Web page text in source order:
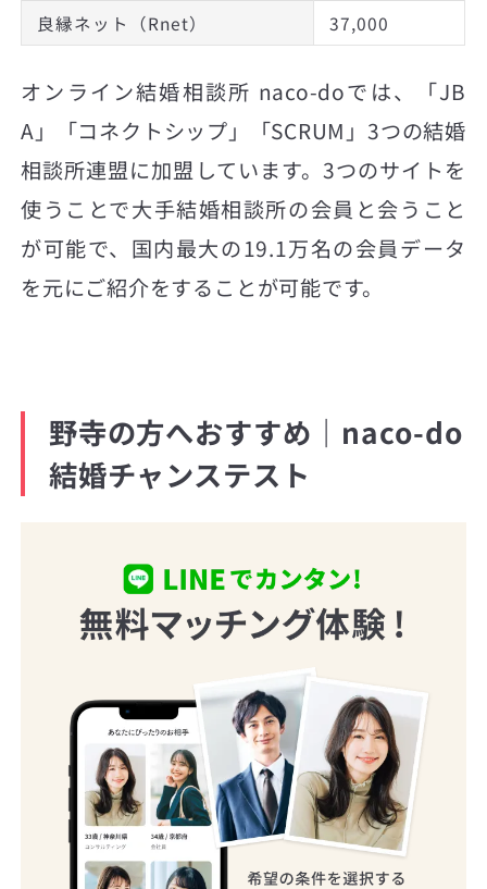
良縁ネット（Rnet）
37,000
オンライン結婚相談所 naco-doでは、「JB
A」「コネクトシップ」「SCRUM」3つの結婚
相談所連盟に加盟しています。3つのサイトを
使うことで大手結婚相談所の会員と会うこと
が可能で、国内最大の19.1万名の会員データ
を元にご紹介をすることが可能です。
野寺の方へおすすめ｜naco-do
結婚チャンステスト